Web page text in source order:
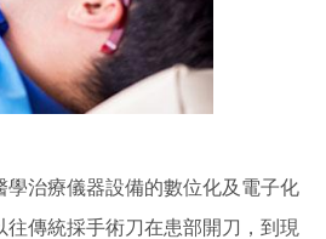
學治療儀器設備的數位化及電子化
傳統採手術刀在患部開刀，到現